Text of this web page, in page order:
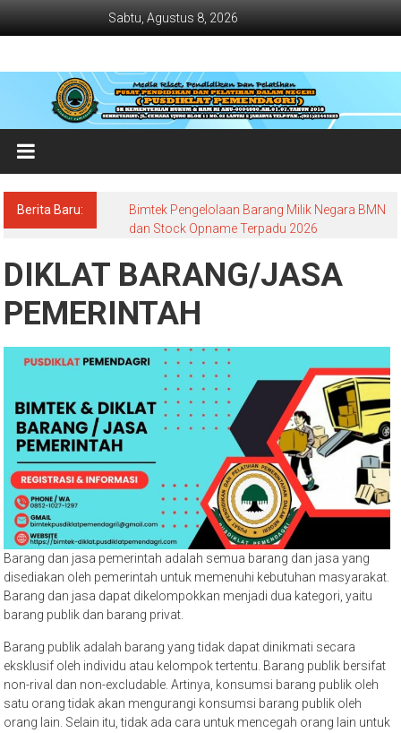
Sabtu, Agustus 8, 2026
Jadwal
Bimtek
dan
Diklat
Terbaru
Dan
Berita Baru:
Bimtek Pengelolaan Barang Milik Negara BMN
dan Stock Opname Terpadu 2026
DIKLAT BARANG/JASA
PEMERINTAH
Barang dan jasa pemerintah adalah semua barang dan jasa yang
disediakan oleh pemerintah untuk memenuhi kebutuhan masyarakat.
Barang dan jasa dapat dikelompokkan menjadi dua kategori, yaitu
barang publik dan barang privat.
Barang publik adalah barang yang tidak dapat dinikmati secara
eksklusif oleh individu atau kelompok tertentu. Barang publik bersifat
non-rival dan non-excludable. Artinya, konsumsi barang publik oleh
satu orang tidak akan mengurangi konsumsi barang publik oleh
orang lain. Selain itu, tidak ada cara untuk mencegah orang lain untuk